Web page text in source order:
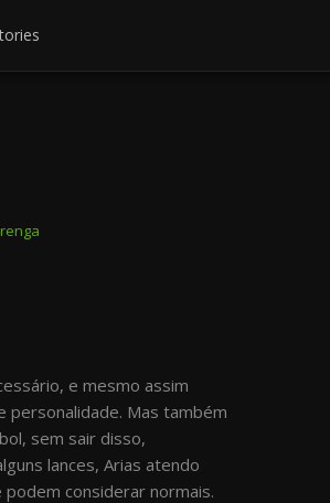
e mesmo assim
Mas também
sem sair disso,
lances, Arias atendo
considerar normais.